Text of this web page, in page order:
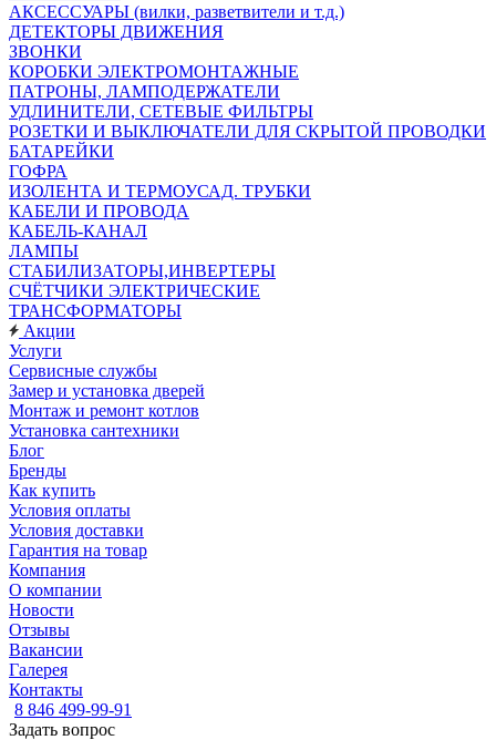
АКСЕССУАРЫ (вилки, разветвители и т.д.)
ДЕТЕКТОРЫ ДВИЖЕНИЯ
ЗВОНКИ
КОРОБКИ ЭЛЕКТРОМОНТАЖНЫЕ
ПАТРОНЫ, ЛАМПОДЕРЖАТЕЛИ
УДЛИНИТЕЛИ, СЕТЕВЫЕ ФИЛЬТРЫ
РОЗЕТКИ И ВЫКЛЮЧАТЕЛИ ДЛЯ СКРЫТОЙ ПРОВОДКИ
БАТАРЕЙКИ
ГОФРА
ИЗОЛЕНТА И ТЕРМОУСАД. ТРУБКИ
КАБЕЛИ И ПРОВОДА
КАБЕЛЬ-КАНАЛ
ЛАМПЫ
СТАБИЛИЗАТОРЫ,ИНВЕРТЕРЫ
СЧЁТЧИКИ ЭЛЕКТРИЧЕСКИЕ
ТРАНСФОРМАТОРЫ
Акции
Услуги
Сервисные службы
Замер и установка дверей
Монтаж и ремонт котлов
Установка сантехники
Блог
Бренды
Как купить
Условия оплаты
Условия доставки
Гарантия на товар
Компания
О компании
Новости
Отзывы
Вакансии
Галерея
Контакты
8 846 499-99-91
Задать вопрос